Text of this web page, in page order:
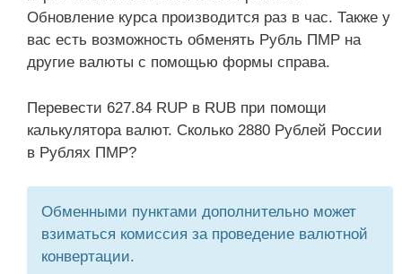
Обновление курса производится раз в час. Также у
вас есть возможность обменять Рубль ПМР на
другие валюты с помощью формы справа.
Перевести 627.84 RUP в RUB при помощи
калькулятора валют. Сколько 2880 Рублей России
в Рублях ПМР?
Обменными пунктами дополнительно может
взиматься комиссия за проведение валютной
конвертации.